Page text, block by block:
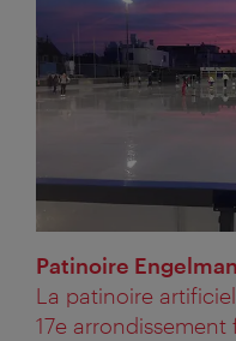
Patinoire
La patinoire
17e arrondissement